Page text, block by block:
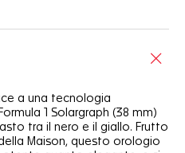
a una tecnologia
1 Solargraph (38 mm)
tra il nero e il giallo. Frutto
Maison, questo orologio